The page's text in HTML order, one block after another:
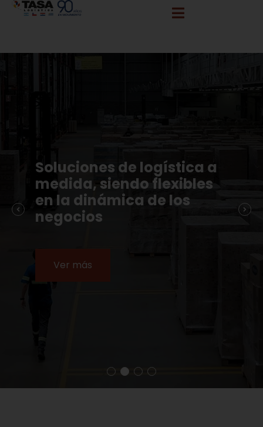
info@tasalogistica.com comercial@tasalogistica.com
Soluciones de logística a
medida, siendo flexibles
en la dinámica de los
negocios
Ver más